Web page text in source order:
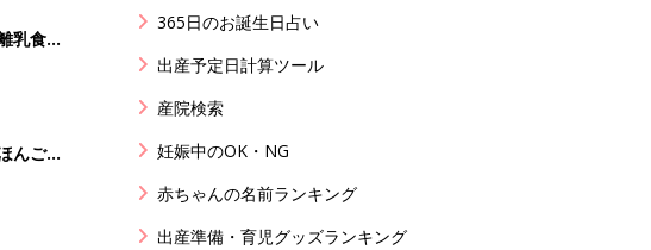
乳食1
ン​レ
んご
おう
365日のお誕生日占い
出産予定日計算ツール
産院検索
妊娠中のOK・NG
赤ちゃんの名前ランキング
出産準備・育児グッズランキング